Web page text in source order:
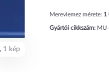
1 kép
Merevlemez mérete: 1
Gyártói cikkszám:MU-